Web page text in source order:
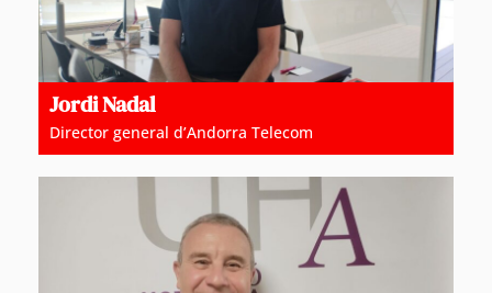
Jordi Nadal
Director general d’Andorra Telecom